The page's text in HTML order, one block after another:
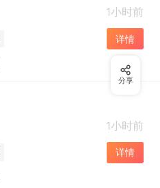
1小时前
详情
1小时前
详情
分享